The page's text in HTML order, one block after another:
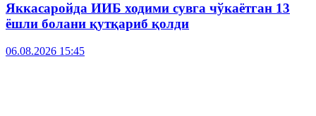
Яккасаройда ИИБ ходими сувга чўкаётган 13
ёшли болани қутқариб қолди
06.08.2026 15:45